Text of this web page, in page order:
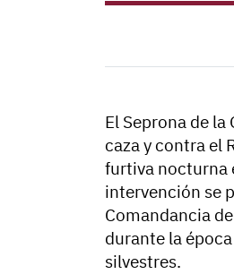
El Seprona de
caza y contra el
furtiva nocturna
intervención se
Comandancia
durante la
silvestres.